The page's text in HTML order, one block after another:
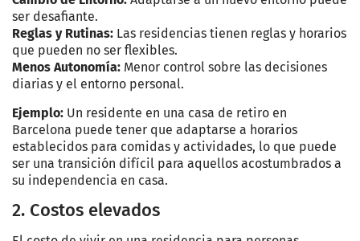
ser desafiante.
Reglas y Rutinas: Las residencias tienen reglas y horarios
que pueden no ser flexibles.
Menos Autonomía: Menor control sobre las decisiones
diarias y el entorno personal.
Ejemplo: Un residente en una casa de retiro en
Barcelona puede tener que adaptarse a horarios
establecidos para comidas y actividades, lo que puede
ser una transición difícil para aquellos acostumbrados a
su independencia en casa.
2. Costos elevados